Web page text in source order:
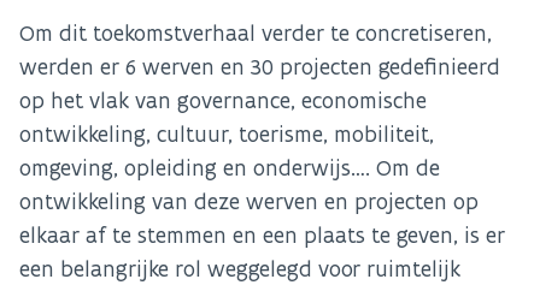
Om dit toekomstverhaal verder te concretiseren,
werden er 6 werven en 30 projecten gedefinieerd
op het vlak van governance, economische
ontwikkeling, cultuur, toerisme, mobiliteit,
omgeving, opleiding en onderwijs…. Om de
ontwikkeling van deze werven en projecten op
elkaar af te stemmen en een plaats te geven, is er
een belangrijke rol weggelegd voor ruimtelijk